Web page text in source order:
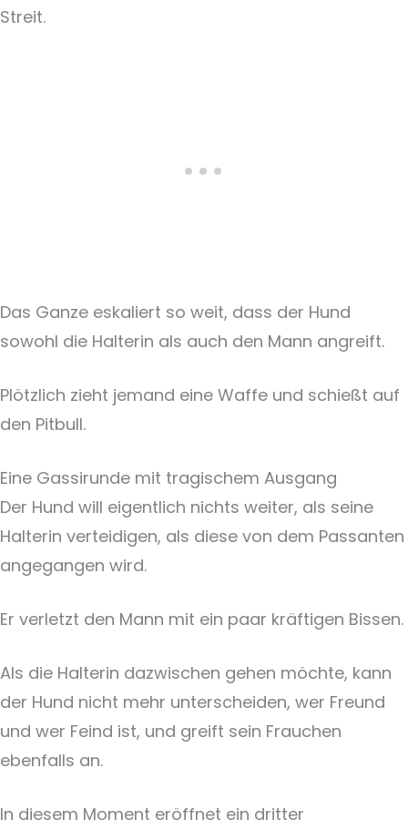
Streit.
Das Ganze eskaliert so weit, dass der Hund
sowohl die Halterin als auch den Mann angreift.
Plötzlich zieht jemand eine Waffe und schießt auf
den Pitbull.
Eine Gassirunde mit tragischem Ausgang
Der Hund will eigentlich nichts weiter, als seine
Halterin verteidigen, als diese von dem Passanten
angegangen wird.
Er verletzt den Mann mit ein paar kräftigen Bissen.
Als die Halterin dazwischen gehen möchte, kann
der Hund nicht mehr unterscheiden, wer Freund
und wer Feind ist, und greift sein Frauchen
ebenfalls an.
In diesem Moment eröffnet ein dritter